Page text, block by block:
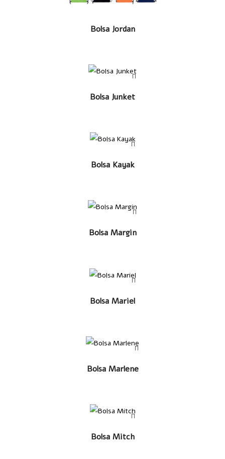
LEER MÁS
Bolsa Jordan
LEER MÁS
Bolsa Junket
LEER MÁS
Bolsa Kayak
LEER MÁS
Bolsa Margin
LEER MÁS
Bolsa Mariel
LEER MÁS
Bolsa Marlene
LEER MÁS
Bolsa Mitch